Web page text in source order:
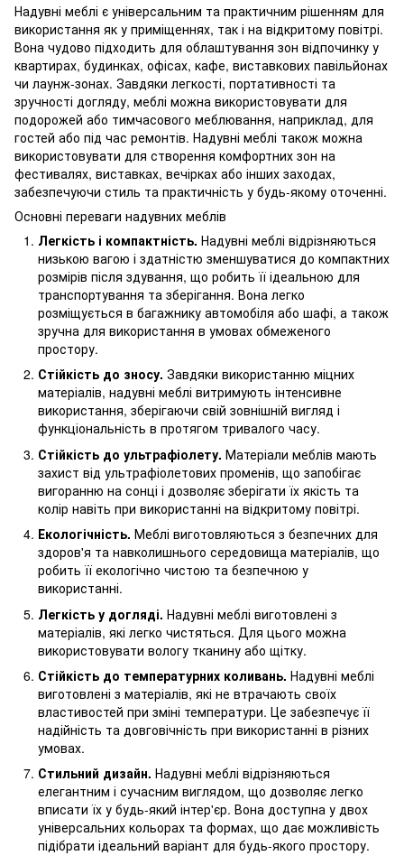
Надувні меблі є універсальним та практичним рішенням для
використання як у приміщеннях, так і на відкритому повітрі.
Вона чудово підходить для облаштування зон відпочинку у
квартирах, будинках, офісах, кафе, виставкових павільйонах
чи лаунж-зонах. Завдяки легкості, портативності та
зручності догляду, меблі можна використовувати для
подорожей або тимчасового меблювання, наприклад, для
гостей або під час ремонтів. Надувні меблі також можна
використовувати для створення комфортних зон на
фестивалях, виставках, вечірках або інших заходах,
забезпечуючи стиль та практичність у будь-якому оточенні.
Основні переваги надувних меблів
Легкість і компактність. Надувні меблі відрізняються
низькою вагою і здатністю зменшуватися до компактних
розмірів після здування, що робить її ідеальною для
транспортування та зберігання. Вона легко
розміщується в багажнику автомобіля або шафі, а також
зручна для використання в умовах обмеженого
простору.
Стійкість до зносу. Завдяки використанню міцних
матеріалів, надувні меблі витримують інтенсивне
використання, зберігаючи свій зовнішній вигляд і
функціональність в протягом тривалого часу.
Стійкість до ультрафіолету. Матеріали меблів мають
захист від ультрафіолетових променів, що запобігає
вигоранню на сонці і дозволяє зберігати їх якість та
колір навіть при використанні на відкритому повітрі.
Екологічність. Меблі виготовляються з безпечних для
здоров'я та навколишнього середовища матеріалів, що
робить її екологічно чистою та безпечною у
використанні.
Легкість у догляді. Надувні меблі виготовлені з
матеріалів, які легко чистяться. Для цього можна
використовувати вологу тканину або щітку.
Стійкість до температурних коливань. Надувні меблі
виготовлені з матеріалів, які не втрачають своїх
властивостей при зміні температури. Це забезпечує її
надійність та довговічність при використанні в різних
умовах.
Стильний дизайн. Надувні меблі відрізняються
елегантним і сучасним виглядом, що дозволяє легко
вписати їх у будь-який інтер'єр. Вона доступна у двох
універсальних кольорах та формах, що дає можливість
підібрати ідеальний варіант для будь-якого простору.